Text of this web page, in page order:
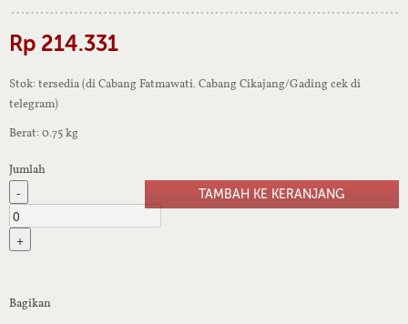
Rp 214.331
Stok: tersedia (di Cabang Fatmawati. Cabang Cikajang/Gading cek di
telegram)
Berat: 0.75 kg
Jumlah
-
+
Bagikan